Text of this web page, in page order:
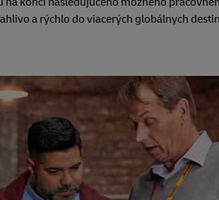
a rýchlo do viacerých globálnych